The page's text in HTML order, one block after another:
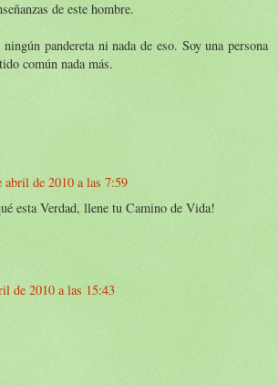
de este hombre.
pandereta ni nada de eso. Soy una persona
común nada más.
abril de 2010 a las 7:59
esta Verdad, llene tu Camino de Vida!
de 2010 a las 15:43